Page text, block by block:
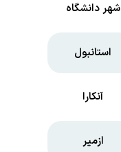
شهر دانشگاه
استانبول
آنکارا
ازمیر